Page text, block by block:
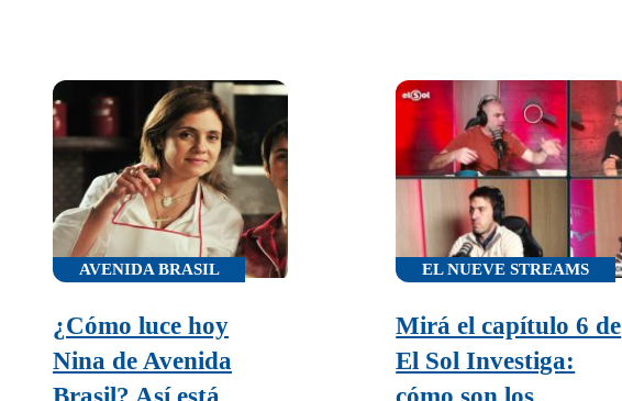
AVENIDA BRASIL
¿Cómo luce hoy
Nina de Avenida
EL NUEVE STREAMS
Mirá el capítulo 6 de
El Sol Investiga: